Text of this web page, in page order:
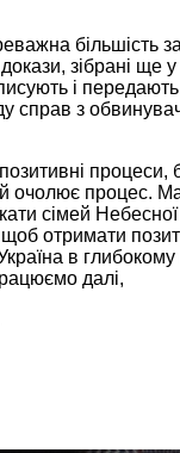
більшість
зібрані ще
і
справ з
процеси,
очолює процес.
сімей
отримати
в глибокому
далі,